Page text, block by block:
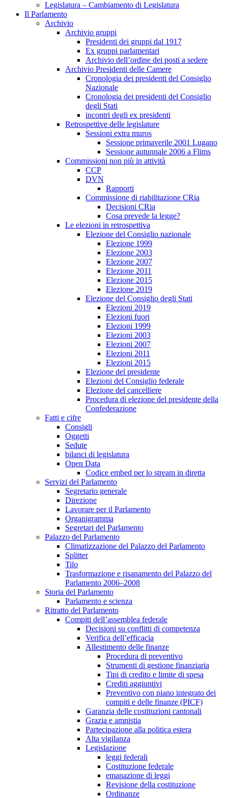
Legislatura – Cambiamento di Legislatura
Il Parlamento
Archivio
Archivio gruppi
Presidenti dei gruppi dal 1917
Ex gruppi parlamentari
Archivio dell’ordine dei posti a sedere
Archivio Presidenti delle Camere
Cronologia dei presidenti del Consiglio
Nazionale
Cronologia dei presidenti del Consiglio
degli Stati
incontri degli ex presidenti
Retrospettive delle legislature
Sessioni extra muros
Sessione primaverile 2001 Lugano
Sessione autunnale 2006 a Flims
Commissioni non più in attività
CCP
DVN
Rapporti
Commissione di riabilitazione CRia
Decisioni CRia
Cosa prevede la legge?
Le elezioni in retrospettiva
Elezione del Consiglio nazionale
Elezione 1999
Elezione 2003
Elezione 2007
Elezione 2011
Elezione 2015
Elezione 2019
Elezione del Consiglio degli Stati
Elezioni 2019
Elezioni fuori
Elezioni 1999
Elezioni 2003
Elezioni 2007
Elezioni 2011
Elezioni 2015
Elezione del presidente
Elezioni del Consiglio federale
Elezione del cancelliere
Procedura di elezione del presidente della
Confederazione
Fatti e cifre
Consigli
Oggetti
Sedute
bilanci di legislatura
Open Data
Codice embed per lo stream in diretta
Servizi del Parlamento
Segretario generale
Direzione
Lavorare per il Parlamento
Organigramma
Segretari del Parlamento
Palazzo del Parlamento
Climatizzazione del Palazzo del Parlamento
Splitter
Tilo
Trasformazione e risanamento del Palazzo del
Parlamento 2006–2008
Storia del Parlamento
Parlamento e scienza
Ritratto del Parlamento
Compiti dell’assemblea federale
Decisioni su conflitti di competenza
Verifica dell’efficacia
Allestimento delle finanze
Procedura di preventivo
Strumenti di gestione finanziaria
Tipi di credito e limite di spesa
Crediti aggiuntivi
Preventivo con piano integrato dei
compiti e delle finanze (PICF)
Garanzia delle costituzioni cantonali
Grazia e amnistia
Partecipazione alla politica estera
Alta vigilanza
Legislazione
leggi federali
Costituzione federale
emanazione di leggi
Revisione della costituzione
Ordinanze